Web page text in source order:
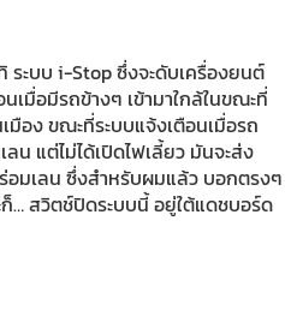
ะบบ i-Stop ซึ่งจะดับเครื่องยนต์
มื่อมีรถข้างๆ เข้ามาใกล้ในขณะที่
มือง ขณะที่ระบบแจ้งเตือนเมื่อรถ
น แต่ไม่ได้เปิดไฟเลี้ยว มันจะส่ง
มเลน ซึ่งสำหรับผมแล้ว บอกตรงๆ
… สวิตช์ปิดระบบนี้ อยู่ใต้แดชบอร์ด